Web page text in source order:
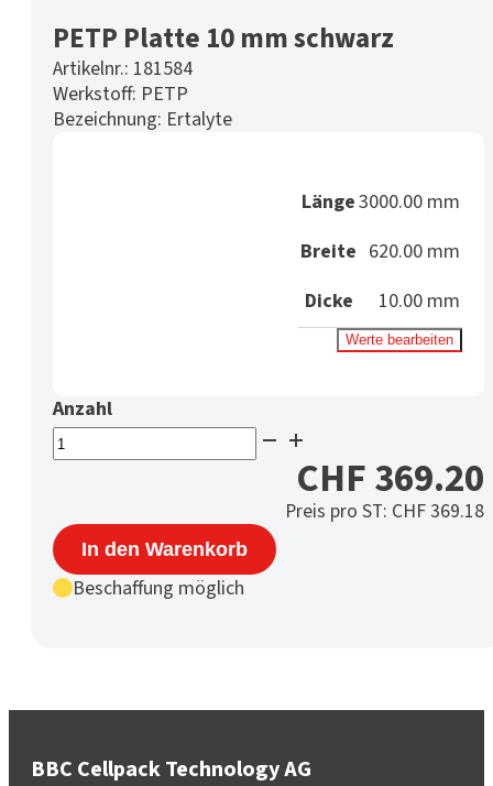
PETP Platte 10 mm schwarz
Artikelnr.: 181584
Werkstoff: PETP
Bezeichnung: Ertalyte
Länge3000.00 mm
Breite 620.00 mm
Dicke
10.00 mm
Werte bearbeiten
PETP
Platte
schwarz
Menge
CHF369.20
Preis pro ST: CHF369.18
In den Warenkorb
Beschaffung möglich
BBC Cellpack Technology AG